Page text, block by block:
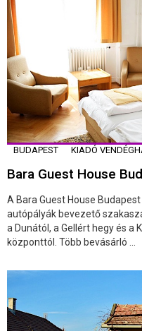
BUDAPEST KIADÓ
Bara Guest House
A Bara Guest House
autópályák bevezető
a Dunától, a Gellért hegy és a
központtól. Több bevásárló ...